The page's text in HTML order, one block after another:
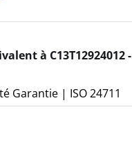
à C13T12924012 -
Garantie | ISO 24711